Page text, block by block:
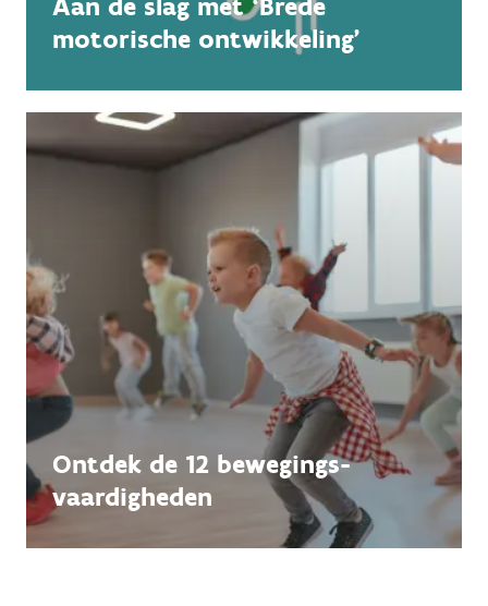
Aan de slag met ‘Brede
motorische ontwikkeling’
Ontdek de 12 bewegings-
vaardigheden